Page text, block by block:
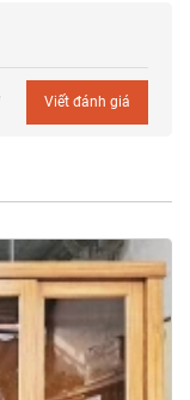
Viết đánh giá